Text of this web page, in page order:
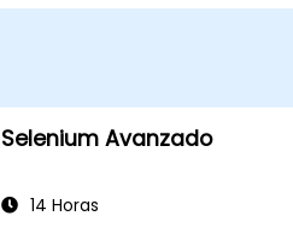
Selenium Avanzado
14 Horas